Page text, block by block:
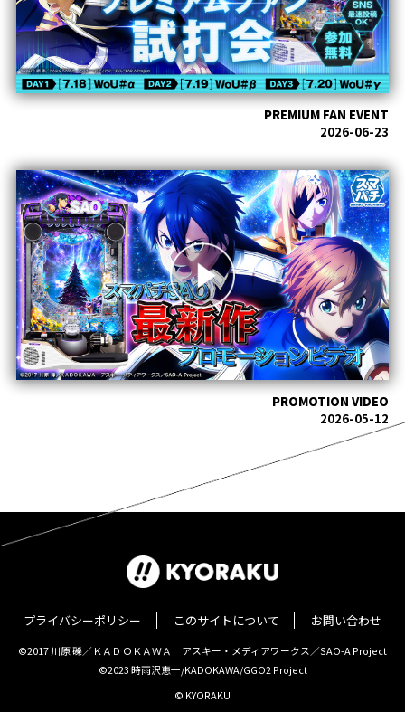
PREMIUM FAN EVENT
2026-06-23
PROMOTION VIDEO
2026-05-12
プライバシーポリシー このサイトについて お問い合わせ
©2017 川原 礫／ＫＡＤＯＫＡＷＡ アスキー・メディアワークス／SAO-A Project
©2023 時雨沢恵一/KADOKAWA/GGO2 Project
© KYORAKU